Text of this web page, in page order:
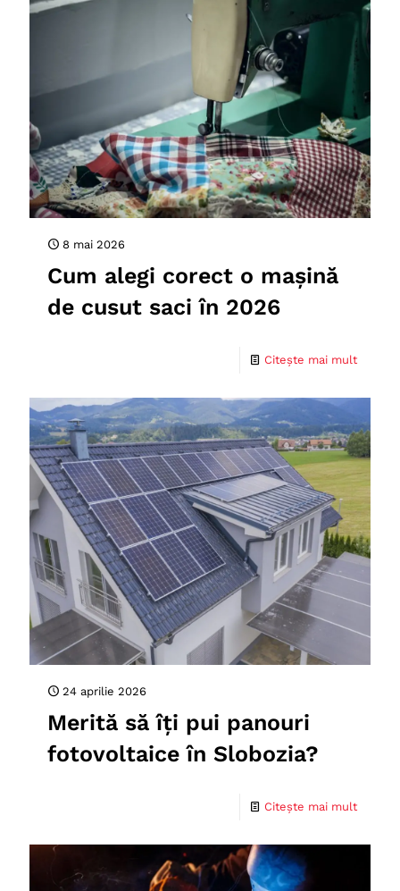
8 mai 2026
Cum alegi corect o mașină
de cusut saci în 2026
Citește mai mult
24 aprilie 2026
Merită să îți pui panouri
fotovoltaice în Slobozia?
Citește mai mult